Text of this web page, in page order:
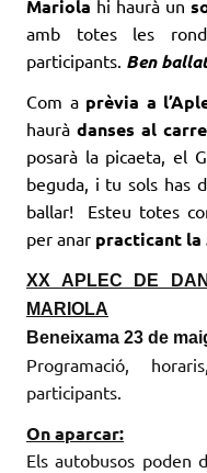
Mariola hi haurà un
amb totes les
participants. Ben
Com a prèvia a
hauràdanses al
posarà la picaeta, el
beguda, i tu sols has
ballar! Esteu totes
per anar practicant la
XX APLEC DE
MARIOLA
Beneixama 23 de
Programació,
participants.
On aparcar:
Els autobusos poden